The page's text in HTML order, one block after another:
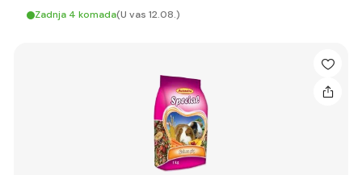
Zadnja 4 komada(U vas 12.08.)